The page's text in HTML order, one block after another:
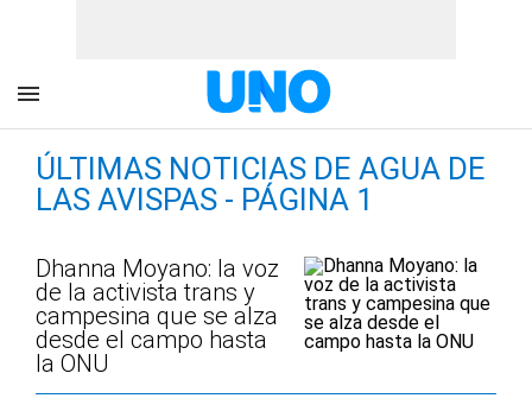
ÚLTIMAS NOTICIAS DE AGUA DE
LAS AVISPAS - PÁGINA 1
Dhanna Moyano: la voz
de la activista trans y
campesina que se alza
desde el campo hasta
la ONU